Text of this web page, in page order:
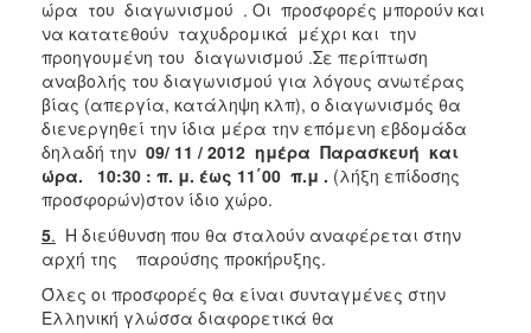
ώρα του διαγωνισμού . Οι προσφορές μπορούν και
να κατατεθούν ταχυδρομικά μέχρι και την
προηγουμένη του διαγωνισμού .Σε περίπτωση
αναβολής του διαγωνισμού για λόγους ανωτέρας
βίας (απεργία, κατάληψη κλπ), ο διαγωνισμός θα
διενεργηθεί την ίδια μέρα την επόμενη εβδομάδα
δηλαδή την 09/ 11 / 2012 ημέρα Παρασκευή και
ώρα. 10:30 : π. μ. έως 11΄00 π.μ . (λήξη επίδοσης
προσφορών)στον ίδιο χώρο.
5. Η διεύθυνση που θα σταλούν αναφέρεται στην
αρχή της παρούσης προκήρυξης.
Όλες οι προσφορές θα είναι συνταγμένες στην
Ελληνική γλώσσα διαφορετικά θα